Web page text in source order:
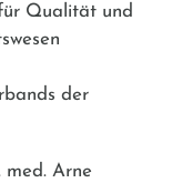
Qualität und
der
med. Arne